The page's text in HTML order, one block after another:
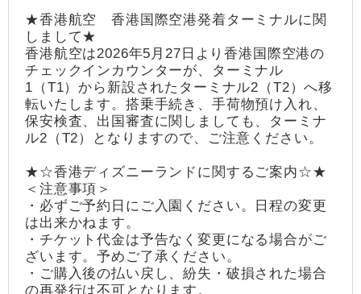
★香港航空 香港国際空港発着ターミナルに関
しまして★
香港航空は2026年5月27日より香港国際空港の
チェックインカウンターが、ターミナル
1（T1）から新設されたターミナル2（T2）へ移
転いたします。搭乗手続き、手荷物預け入れ、
保安検査、出国審査に関しましても、ターミナ
ル2（T2）となりますので、ご注意ください。
★☆香港ディズニーランドに関するご案内☆★
＜注意事項＞
・必ずご予約日にご入園ください。日程の変更
は出来かねます。
・チケット代金は予告なく変更になる場合がご
ざいます。予めご了承ください。
・ご購入後の払い戻し、紛失・破損された場合
の再発行は不可となります。